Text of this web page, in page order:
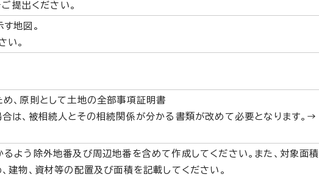
提出ください。
地図。
い。
、原則として土地の全部事項証明書
は、被相続人とその相続関係が分かる書類が改めて必要となります。→
よう除外地番及び周辺地番を含めて作成してください。また、対象面積
建物、資材等の配置及び面積を記載してください。